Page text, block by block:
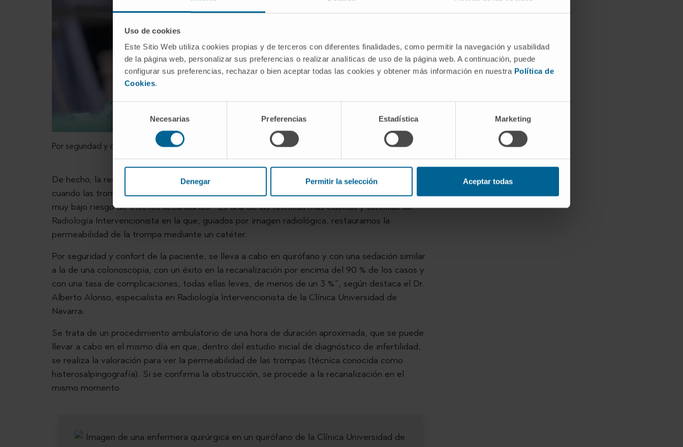
Uso de cookies
Este Sitio Web utiliza cookies propias y de terceros con diferentes finalidades, como permitir la navegación y usabilidad
de la página web, personalizar sus preferencias o realizar analíticas de uso de la página web. A continuación, puede
configurar sus preferencias, rechazar o bien aceptar todas las cookies y obtener más información en nuestra Política de
Cookies.
consentimiento
Necesarias Preferencias Estadística Marketing
Denegar Permitir la selección Aceptar todas
Por seguridad y confort se lleva a cabo con una sedación similar a la de una colonoscopia.
De hecho, la recanalización tubárica por Radiología Intervencionista es la técnica de elección
cuando las trompas están obstruidas, ya que se trata de un procedimiento ambulatorio con
muy bajo riesgo de efectos secundarios. “Es una de las técnicas más clásicas y sencillas de
Radiología Intervencionista en la que, guiados por imagen radiológica, restauramos la
permeabilidad de la trompa mediante un catéter.
Por seguridad y confort de la paciente, se lleva a cabo en quirófano y con una sedación similar
a la de una colonoscopia, con un éxito en la recanalización por encima del 90 % de los casos y
con una tasa de complicaciones, todas ellas leves, de menos de un 3 %”, según destaca el Dr.
Alberto Alonso, especialista en Radiología Intervencionista de la Clínica Universidad de
Navarra.
Se trata de un procedimiento ambulatorio de una hora de duración aproximada, que se puede
llevar a cabo en el mismo día en que, dentro del estudio inicial de diagnóstico de infertilidad,
se realiza la valoración para ver la permeabilidad de las trompas (técnica conocida como
histerosalpingografía). Si se confirma la obstrucción, se procede a la recanalización en el
mismo momento.